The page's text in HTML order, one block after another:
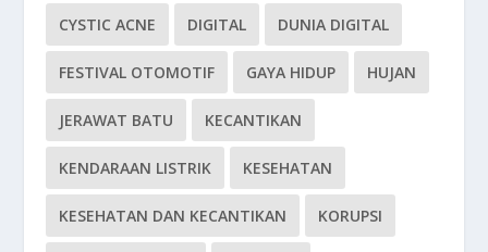
CYSTIC ACNE DIGITAL DUNIA DIGITAL
FESTIVAL OTOMOTIF GAYA HIDUP HUJAN
JERAWAT BATU KECANTIKAN
KENDARAAN LISTRIK KESEHATAN
KESEHATAN DAN KECANTIKAN KORUPSI